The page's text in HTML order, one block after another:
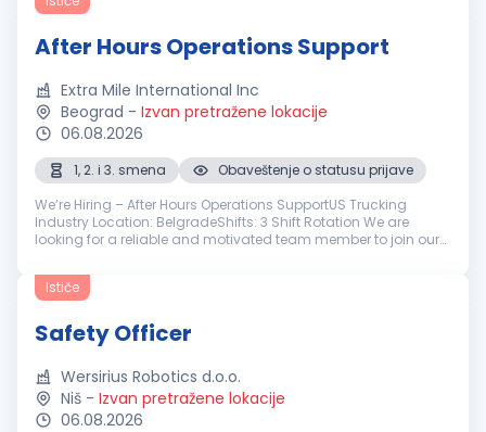
After Hours Operations Support
Extra Mile International Inc
Beograd - Izvan pretražene lokacije
06.08.2026
1, 2. i 3. smena
Obaveštenje o statusu prijave
We’re Hiring – After Hours Operations SupportUS Trucking
Industry Location: BelgradeShifts: 3 Shift Rotation We are
looking for a reliable and motivated team member to join our
fast-pace...
Ističe
Safety Officer
Wersirius Robotics d.o.o.
Niš - Izvan pretražene lokacije
06.08.2026